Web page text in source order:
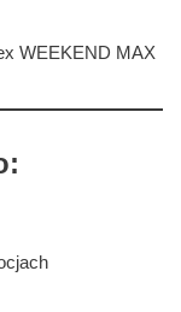
WEEKEND MAX